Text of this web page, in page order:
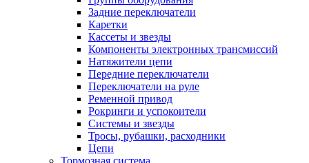
Задние переключатели
Каретки
Кассеты и звезды
Компоненты электронных трансмиссий
Натяжители цепи
Передние переключатели
Переключатели на руле
Ременной привод
Рокринги и успокоители
Системы и звезды
Тросы, рубашки, расходники
Цепи
Тормозная система